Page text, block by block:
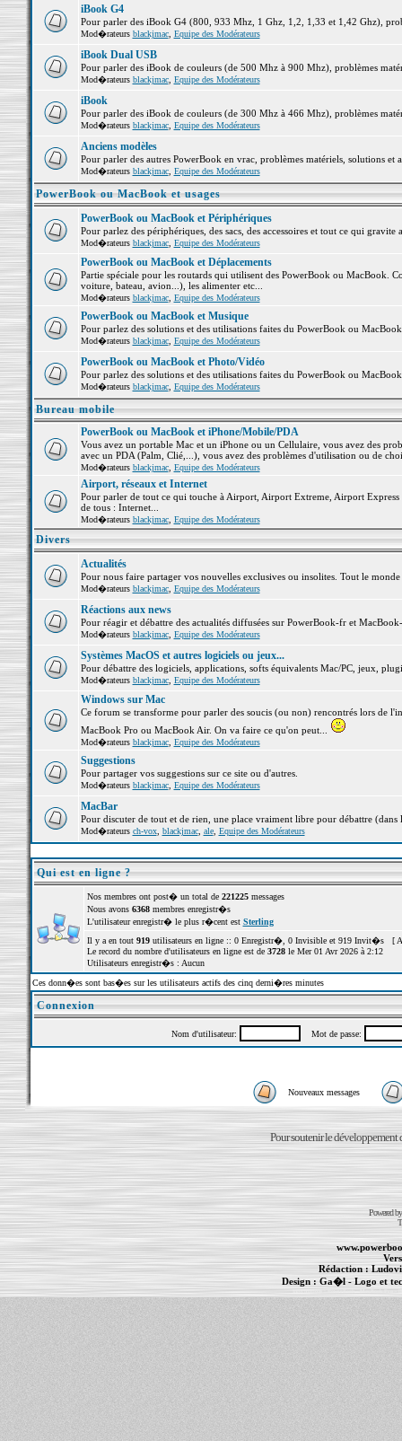
iBook G4
Pour parler des iBook G4 (800, 933 Mhz, 1 Ghz, 1,2, 1,33 et 1,42 Ghz),
Mod�rateurs blackjmac, Equipe des Modérateurs
iBook Dual USB
Pour parler des iBook de couleurs (de 500 Mhz à 900 Mhz), problèmes
Mod�rateurs blackjmac, Equipe des Modérateurs
iBook
Pour parler des iBook de couleurs (de 300 Mhz à 466 Mhz), problèmes
Mod�rateurs blackjmac, Equipe des Modérateurs
Anciens modèles
Pour parler des autres PowerBook en vrac, problèmes matériels, solutions et
Mod�rateurs blackjmac, Equipe des Modérateurs
PowerBook ou MacBook et usages
PowerBook ou MacBook et Périphériques
Pour parlez des périphériques, des sacs, des accessoires et tout ce qui
Mod�rateurs blackjmac, Equipe des Modérateurs
PowerBook ou MacBook et Déplacements
Partie spéciale pour les routards qui utilisent des PowerBook ou MacBook.
voiture, bateau, avion...), les alimenter etc...
Mod�rateurs blackjmac, Equipe des Modérateurs
PowerBook ou MacBook et Musique
Pour parlez des solutions et des utilisations faites du PowerBook ou
Mod�rateurs blackjmac, Equipe des Modérateurs
PowerBook ou MacBook et Photo/Vidéo
Pour parlez des solutions et des utilisations faites du PowerBook ou
Mod�rateurs blackjmac, Equipe des Modérateurs
Bureau mobile
PowerBook ou MacBook et iPhone/Mobile/PDA
Vous avez un portable Mac et un iPhone ou un Cellulaire, vous avez des
avec un PDA (Palm, Clié,...), vous avez des problèmes d'utilisation ou de
Mod�rateurs blackjmac, Equipe des Modérateurs
Airport, réseaux et Internet
Pour parler de tout ce qui touche à Airport, Airport Extreme, Airport
de tous : Internet...
Mod�rateurs blackjmac, Equipe des Modérateurs
Divers
Actualités
Pour nous faire partager vos nouvelles exclusives ou insolites. Tout le
Mod�rateurs blackjmac, Equipe des Modérateurs
Réactions aux news
Pour réagir et débattre des actualités diffusées sur PowerBook-fr et
Mod�rateurs blackjmac, Equipe des Modérateurs
Systèmes MacOS et autres logiciels ou jeux...
Pour débattre des logiciels, applications, softs équivalents Mac/PC, jeux,
Mod�rateurs blackjmac, Equipe des Modérateurs
Windows sur Mac
Ce forum se transforme pour parler des soucis (ou non) rencontrés lors de
MacBook Pro ou MacBook Air. On va faire ce qu'on peut...
Mod�rateurs blackjmac, Equipe des Modérateurs
Suggestions
Pour partager vos suggestions sur ce site ou d'autres.
Mod�rateurs blackjmac, Equipe des Modérateurs
MacBar
Pour discuter de tout et de rien, une place vraiment libre pour débattre (dans
Mod�rateurs ch-vox, blackjmac, ale, Equipe des Modérateurs
Qui est en ligne ?
Nos membres ont post� un total de 221225messages
Nous avons 6368membres enregistr�s
L'utilisateur enregistr� le plus r�cent est Sterling
Il y a en tout 919utilisateurs en ligne :: 0 Enregistr�, 0 Invisible et 919 Invit�s [
Le record du nombre d'utilisateurs en ligne est de 3728le Mer 01 Avr 2026 à 2:12
Utilisateurs enregistr�s : Aucun
Ces donn�es sont bas�es sur les utilisateurs actifs des cinq derni�res minutes
Connexion
Nom d'utilisateur: Mot de passe:
Nouveaux messages
Pour soutenir le développement
Powered
Rédaction :
Design : Ga�l- Logo et